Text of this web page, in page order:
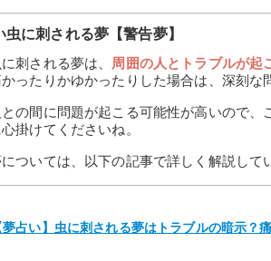
虫に刺される夢【警告夢】
刺される夢は、 周囲の人とトラブルが起
ったりかゆかったりした場合は、深刻な
の間に問題が起こる可能性が高いので
掛けてくださいね。
ついては、以下の記事で詳しく解説して
夢占い】虫に刺される夢はトラブルの暗示？